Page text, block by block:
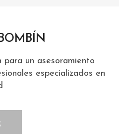
para un asesoramiento
especializados en